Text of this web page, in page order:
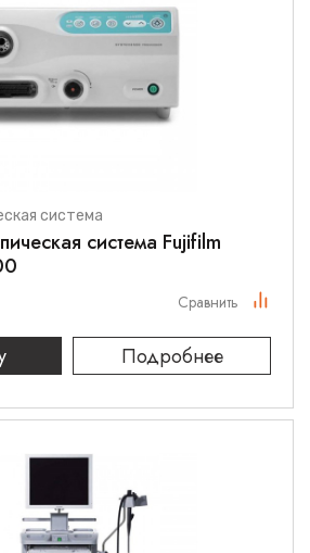
система
система Fujifilm
Подробнее
Сравнить